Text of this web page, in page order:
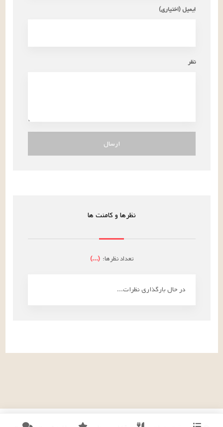
ایمیل (اختیاری)
نظر
ارسال
نظرها و کامنت ها
تعداد نظرها: (
...
)
در حال بارگذاری نظرات...